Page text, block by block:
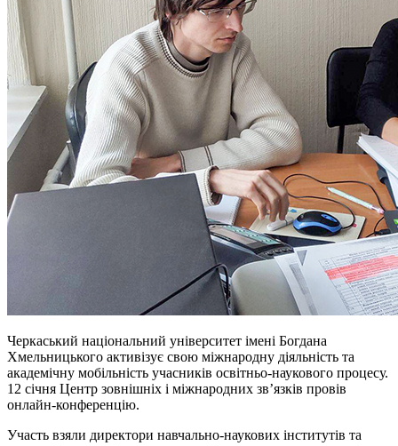
Черкаський національний університет імені Богдана
Хмельницького активізує свою міжнародну діяльність та
академічну мобільність учасників освітньо-наукового процесу.
12 січня Центр зовнішніх і міжнародних зв’язків провів
онлайн-конференцію.
Участь взяли директори навчально-наукових інститутів та